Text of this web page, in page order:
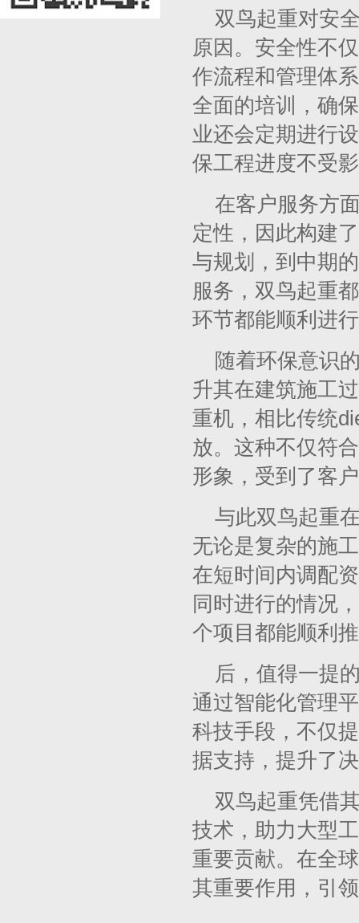
双鸟起重对安
原因。安全性不
作流程和管理体
全面的培训，确
业还会定期进行
保工程进度不受
在客户服务方
定性，因此构建
与规划，到中期
服务，双鸟起重
环节都能顺利进
随着环保意识
升其在建筑施工
重机，相比传统
放。这种不仅符
形象，受到了客
与此双鸟起重
无论是复杂的施
在短时间内调配
同时进行的情况
个项目都能顺利
后，值得一提
通过智能化管理
科技手段，不仅
据支持，提升了
双鸟起重凭借
技术，助力大型
重要贡献。在全
其重要作用，引